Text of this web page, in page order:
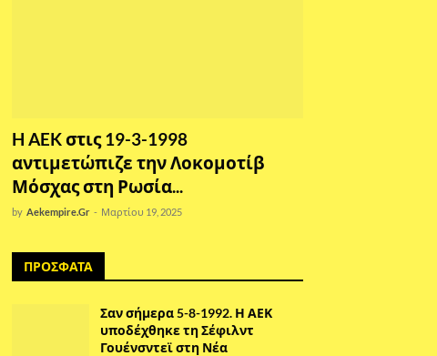
H AEK στις 19-3-1998
αντιμετώπιζε την Λοκομοτίβ
Μόσχας στη Ρωσία...
by Aekempire.Gr - Μαρτίου 19, 2025
ΠΡΟΣΦΑΤΑ
Σαν σήμερα 5-8-1992. Η ΑΕΚ
υποδέχθηκε τη Σέφιλντ
Γουένσντεϊ στη Νέα